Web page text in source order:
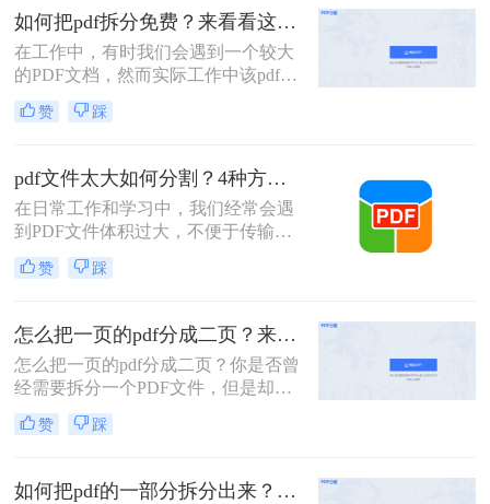
型的PDF文件拆分成多个小文件，以
便更方便地阅读、共享或打印。 那
么，pdf一个文件如何拆分多个文件
呢？下面我将为您详细介绍几种简单
有效的方法。
如何把pdf拆分免费？来看看这2个PDF拆分方法！
在工作中，有时我们会遇到一个较大
的PDF文档，然而实际工作中该pdf文
档的内容是分模块处理的。这时我们
就可以使用PDF拆分功能，将整个
文档，方便工作中文档的传输处理和
重要内容的查找。下面我们就将介绍
如何把pdf拆分免费方法，希望能给读
者的工作带来方便。
赞 踩
pdf文件太大如何分割？4种方法教你如何快速拆分！
在日常工作和学习中，我们经常会遇
到PDF文件体积过大，不便于传输或
管理的情况。此时，将PDF文件分割
成多个较小的文件就显得尤为重要。
详细介绍几种常用的PDF文件分割方
法，帮助用户轻松应对大体积PDF文
件的处理难题。
赞 踩
怎么把一页的pdf分成二页？来看看这3个PDF拆分方法！
怎么把一页的pdf分成二页？你是否曾
经需要拆分一个PDF文件，但是却不
知道该如何下手？PDF是一种常用的
文件格式，但是在某些情况下，我们
绍几种简单的方法，帮助你轻松拆分
赞 踩
如何把pdf的一部分拆分出来？这3种分割方法很简单！